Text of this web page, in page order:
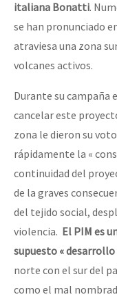
italiana Bonatti.
se han pronunciado
atraviesa una zona
volcanes activos.
Durante su
cancelar este
zona le dieron su
rápidamente la «
continuidad del
de la graves
del tejido social,
violencia. El PIM es
supuesto « desarrollo
norte con el sur del
como el mal